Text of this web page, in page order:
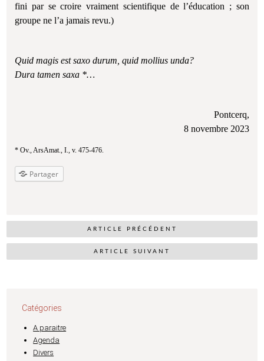
fini par se croire vraiment scientifique de l’éducation ; son
groupe ne l’a jamais revu.)
Quid magis est saxo durum, quid mollius unda?
Dura tamen saxa *…
Pontcerq,
8 novembre 2023
* Ov., ArsAmat., I., v. 475-476.
Partager
ARTICLE PRÉCÉDENT
ARTICLE SUIVANT
Catégories
A paraitre
Agenda
Divers